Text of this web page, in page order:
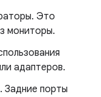
Это
мониторы.
адаптеров.
Задние порты